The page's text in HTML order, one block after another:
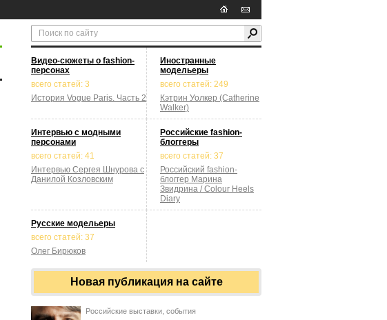
Видео-сюжеты о fashion-
персонах
всего статей: 3
История Vogue Paris. Часть 2
Иностранные
модельеры
всего статей: 249
Кэтрин Уолкер (Catherine
Walker)
Интервью с модными
персонами
всего статей: 41
Интервью Сергея Шнурова с
Данилой Козловским
Российские fashion-
блоггеры
всего статей: 37
Российский fashion-
блоггер Марина
Звидрина / Colour Heels
Diary
Русские модельеры
всего статей: 37
Олег Бирюков
Новая публикация на сайте
Российские выставки, события